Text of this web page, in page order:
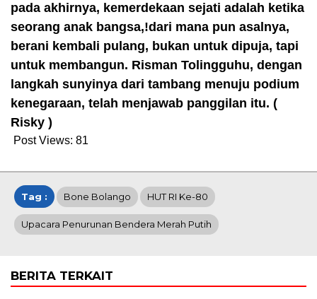
pada akhirnya, kemerdekaan sejati adalah ketika
seorang anak bangsa,!dari mana pun asalnya,
berani kembali pulang, bukan untuk dipuja, tapi
untuk membangun. Risman Tolingguhu, dengan
langkah sunyinya dari tambang menuju podium
kenegaraan, telah menjawab panggilan itu. (
Risky )
Post Views: 81
Tag : Bone Bolango HUT RI Ke-80
Upacara Penurunan Bendera Merah Putih
BERITA TERKAIT